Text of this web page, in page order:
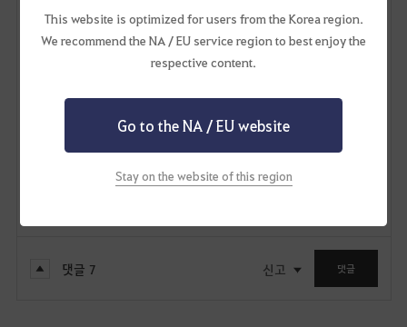
This website is optimized for users from the Korea region.
We recommend the NA / EU service region to best enjoy the
respective content.
Go to the NA / EU website
Stay on the website of this region
공감하신다면 추천 눌러주시면 감사하겠습니다.
121 2
리사린
Lv비공개 유리은
댓글 7 신고 댓글